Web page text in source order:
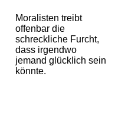
Moralisten treibt
offenbar die
schreckliche Furcht,
dass irgendwo
jemand glücklich sein
könnte.